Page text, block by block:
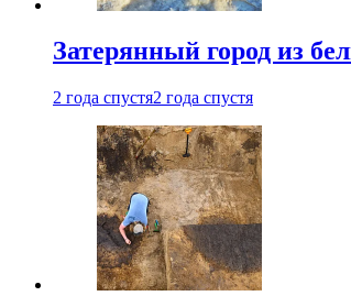
Затерянный город из
2 года спустя2 года спустя